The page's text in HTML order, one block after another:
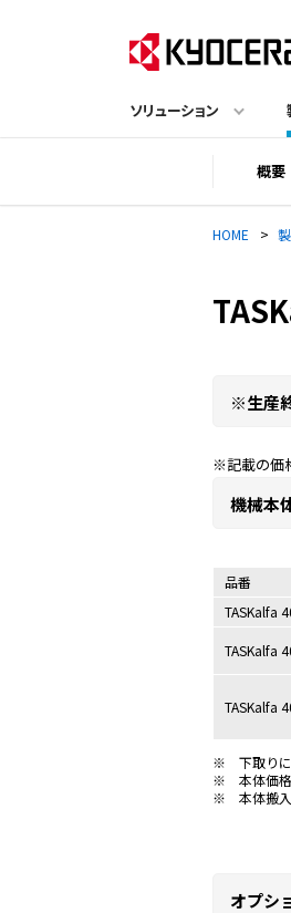
ソリューション
概要
HOME >
※生産
※記載の価
機械本
品番
TASKalfa
TASKalfa
TASKalfa
※
下取り
※
本体価
※
本体搬
オプシ